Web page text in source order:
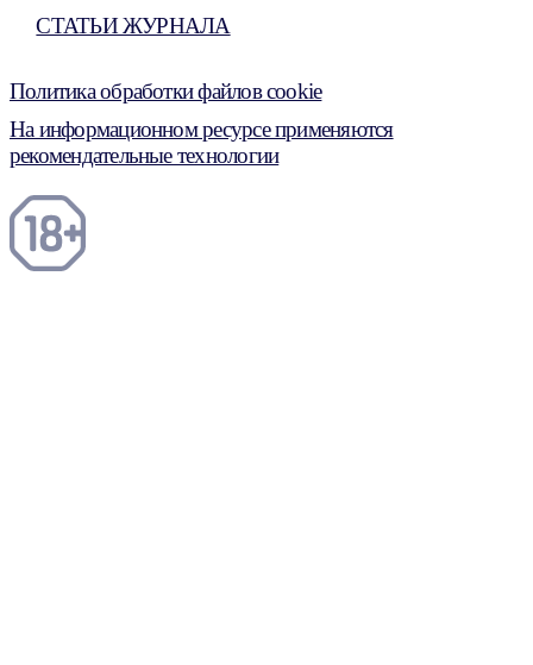
СТАТЬИ ЖУРНАЛА
Политика обработки файлов cookie
На информационном ресурсе применяются
рекомендательные технологии